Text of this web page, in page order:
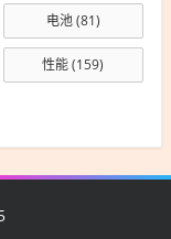
电池(81)
性能(159)